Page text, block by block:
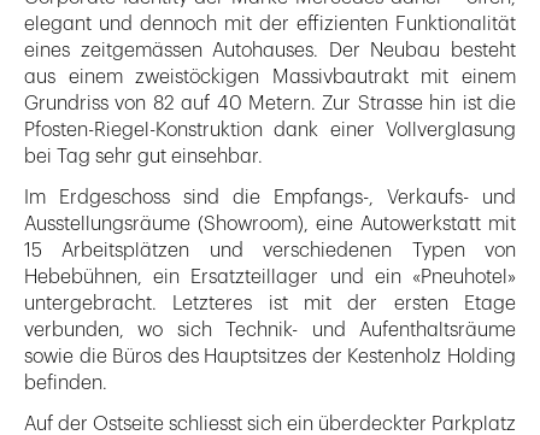
elegant und dennoch mit der effizienten Funktionalität
eines zeitgemässen Autohauses. Der Neubau besteht
aus einem zweistöckigen Massivbautrakt mit einem
Grundriss von 82 auf 40 Metern. Zur Strasse hin ist die
Pfosten-Riegel-Konstruktion dank einer Vollverglasung
bei Tag sehr gut einsehbar.
Im Erdgeschoss sind die Empfangs-, Verkaufs- und
Ausstellungsräume (Showroom), eine Autowerkstatt mit
15 Arbeitsplätzen und verschiedenen Typen von
Hebebühnen, ein Ersatzteillager und ein «Pneuhotel»
untergebracht. Letzteres ist mit der ersten Etage
verbunden, wo sich Technik- und Aufenthaltsräume
sowie die Büros des Hauptsitzes der Kestenholz Holding
befinden.
Auf der Ostseite schliesst sich ein überdeckter Parkplatz